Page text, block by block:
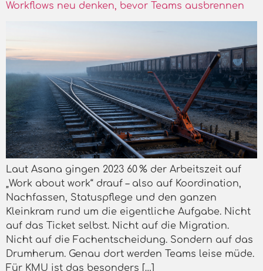
Workflows neu denken, bevor Teams ausbrennen
Laut Asana gingen 2023 60 % der Arbeitszeit auf
„Work about work“ drauf – also auf Koordination,
Nachfassen, Statuspflege und den ganzen
Kleinkram rund um die eigentliche Aufgabe. Nicht
auf das Ticket selbst. Nicht auf die Migration.
Nicht auf die Fachentscheidung. Sondern auf das
Drumherum. Genau dort werden Teams leise müde.
Für KMU ist das besonders […]